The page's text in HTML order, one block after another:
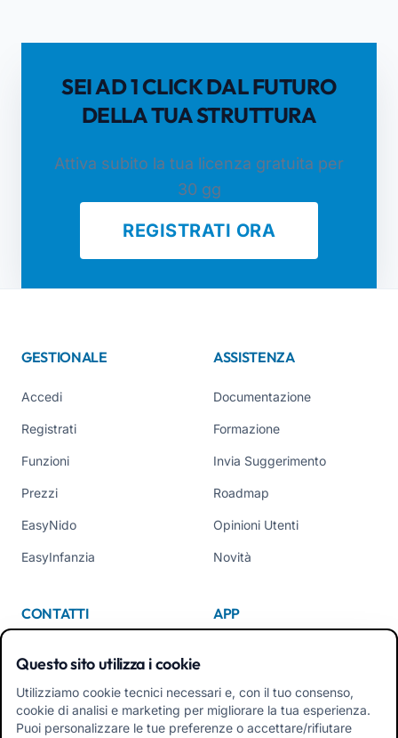
SEI AD 1 CLICK DAL FUTURO
DELLA TUA STRUTTURA
Attiva subito la tua licenza gratuita per
30 gg
REGISTRATI ORA
GESTIONALE
Accedi
Registrati
Funzioni
Prezzi
EasyNido
EasyInfanzia
ASSISTENZA
Documentazione
Formazione
Invia Suggerimento
Roadmap
Opinioni Utenti
Novità
CONTATTI
Contattaci
Tel +39 02 84152514
APP
Questo sito utilizza i cookie
Utilizziamo cookie tecnici necessari e, con il tuo consenso,
cookie di analisi e marketing per migliorare la tua esperienza.
Puoi personalizzare le tue preferenze o accettare/rifiutare